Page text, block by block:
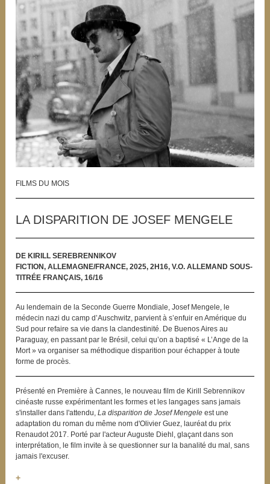
FILMS DU MOIS
LA DISPARITION DE JOSEF MENGELE
DE KIRILL SEREBRENNIKOV
FICTION, ALLEMAGNE/FRANCE, 2025, 2H16, V.O. ALLEMAND SOUS-
TITRÉE FRANÇAIS, 16/16
Au lendemain de la Seconde Guerre Mondiale, Josef Mengele, le
médecin nazi du camp d’Auschwitz, parvient à s’enfuir en Amérique du
Sud pour refaire sa vie dans la clandestinité. De Buenos Aires au
Paraguay, en passant par le Brésil, celui qu’on a baptisé « L’Ange de la
Mort » va organiser sa méthodique disparition pour échapper à toute
forme de procès.
Présenté en Première à Cannes, le nouveau film de Kirill Sebrennikov
cinéaste russe expérimentant les formes et les langages sans jamais
s'installer dans l'attendu, La disparition de Josef Mengeleest une
adaptation du roman du même nom d'Olivier Guez, lauréat du prix
Renaudot 2017. Porté par l'acteur Auguste Diehl, glaçant dans son
interprétation, le film invite à se questionner sur la banalité du mal, sans
jamais l'excuser.
+